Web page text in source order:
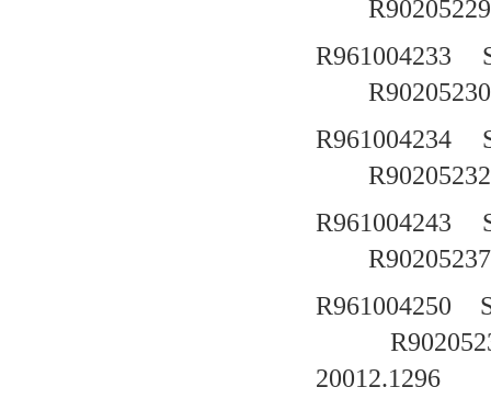
R961004233
R961004234
R961004243
R961004250
20012.1296